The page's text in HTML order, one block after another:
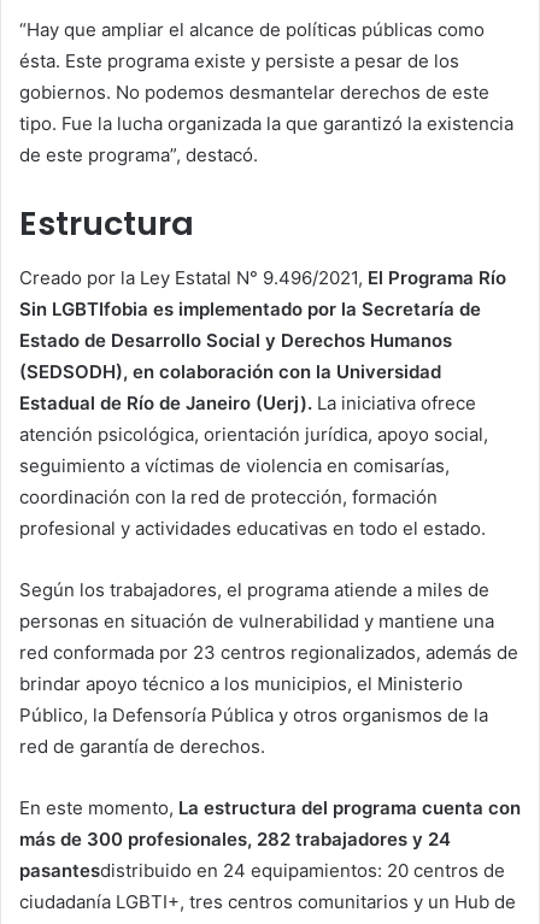
“Hay que ampliar el alcance de políticas públicas como
ésta. Este programa existe y persiste a pesar de los
gobiernos. No podemos desmantelar derechos de este
tipo. Fue la lucha organizada la que garantizó la existencia
de este programa”, destacó.
Estructura
Creado por la Ley Estatal N° 9.496/2021, El Programa Río
Sin LGBTIfobia es implementado por la Secretaría de
Estado de Desarrollo Social y Derechos Humanos
(SEDSODH), en colaboración con la Universidad
Estadual de Río de Janeiro (Uerj). La iniciativa ofrece
atención psicológica, orientación jurídica, apoyo social,
seguimiento a víctimas de violencia en comisarías,
coordinación con la red de protección, formación
profesional y actividades educativas en todo el estado.
Según los trabajadores, el programa atiende a miles de
personas en situación de vulnerabilidad y mantiene una
red conformada por 23 centros regionalizados, además de
brindar apoyo técnico a los municipios, el Ministerio
Público, la Defensoría Pública y otros organismos de la
red de garantía de derechos.
En este momento, La estructura del programa cuenta con
más de 300 profesionales, 282 trabajadores y 24
pasantesdistribuido en 24 equipamientos: 20 centros de
ciudadanía LGBTI+, tres centros comunitarios y un Hub de